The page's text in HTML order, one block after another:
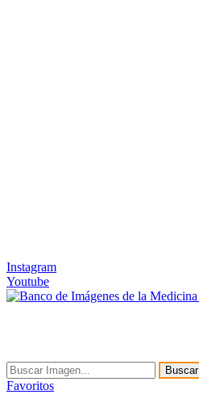
Instagram
Youtube
Buscar
Favoritos